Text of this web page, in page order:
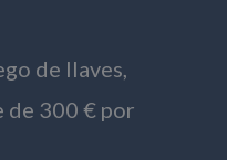
de llaves,
de 300 € por